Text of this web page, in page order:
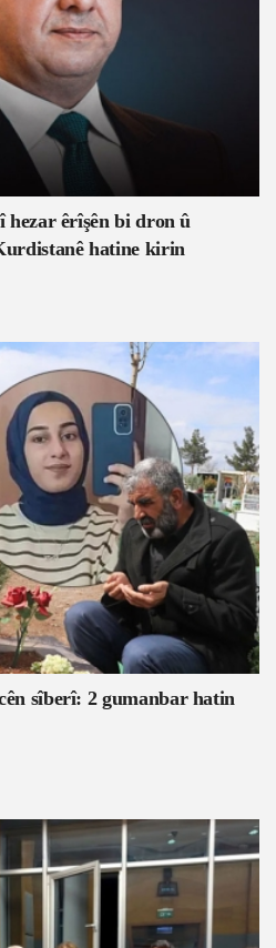
êrîşên bi dron û
hatine kirin
sîberî: 2 gumanbar hatin